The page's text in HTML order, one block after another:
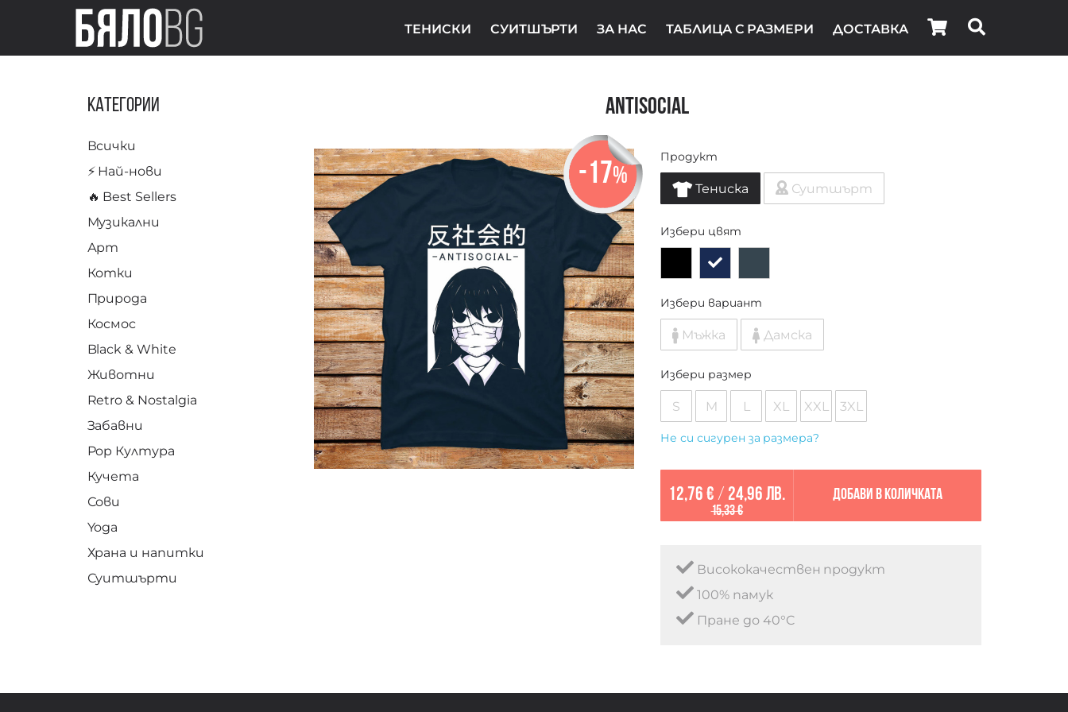
ТЕНИСКИ СУИТШЪРТИ ЗА НАС ТАБЛИЦА С РАЗМЕРИ ДОСТАВКА
Категории
Всички
⚡️ Най-нови
🔥 Best Sellers
Музикални
Арт
Котки
Природа
Космос
Black & White
Животни
Retro & Nostalgia
Забавни
Pop Култура
Кучета
Сови
Yoga
Храна и напитки
Суитшърти
Antisocial
-17%
Продукт
Тениска Суитшърт
Избери цвят
Избери вариант
Мъжка Дамска
Избери размер
S M L XL XXL 3XL
Не си сигурен за размера?
12,76 € / 24,96 лв.
15,33 €
Добави в количката
Висококачествен продукт
100% памук
Пране до 40°C